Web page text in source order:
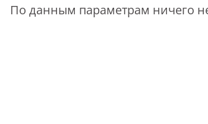
По данным параметрам ничего